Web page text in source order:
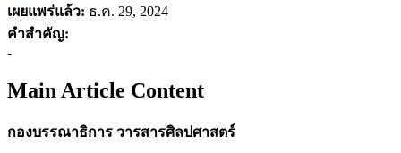
เผยแพร่แล้ว: ธ.ค. 29, 2024
คำสำคัญ:
-
Main Article Content
กองบรรณาธิการ วารสารศิลปศาสตร์